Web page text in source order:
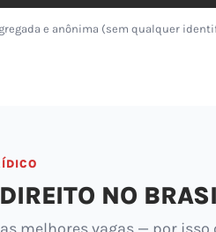
e anônima (sem qualquer
NO